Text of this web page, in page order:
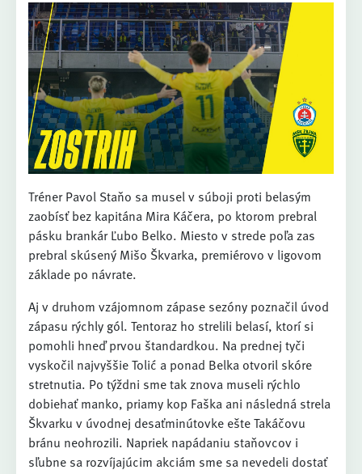
Tréner Pavol Staňo sa musel v súboji proti belasým
zaobísť bez kapitána Mira Káčera, po ktorom prebral
pásku brankár Ľubo Belko. Miesto v strede poľa zas
prebral skúsený Mišo Škvarka, premiérovo v ligovom
základe po návrate.
Aj v druhom vzájomnom zápase sezóny poznačil úvod
zápasu rýchly gól. Tentoraz ho strelili belasí, ktorí si
pomohli hneď prvou štandardkou. Na prednej tyči
vyskočil najvyššie Tolić a ponad Belka otvoril skóre
stretnutia. Po týždni sme tak znova museli rýchlo
dobiehať manko, priamy kop Faška ani následná strela
Škvarku v úvodnej desaťminútovke ešte Takáčovu
bránu neohrozili. Napriek napádaniu staňovcov i
sľubne sa rozvíjajúcim akciám sme sa nevedeli dostať